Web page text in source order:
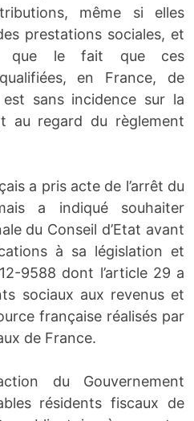
même si elles
prestations sociales, et
que le fait que ces
en France, de
sans incidence sur la
au regard du règlement
a pris acte de l’arrêt du
a indiqué souhaiter
du Conseil d’Etat avant
à sa législation et
9588 dont l’article 29 a
sociaux aux revenus et
française réalisés par
de France.
du Gouvernement
résidents fiscaux de